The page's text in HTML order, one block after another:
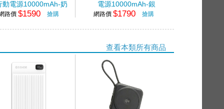
動電源10000mAh-奶
路價 $1590 搶購
電源10000mAh-銀
網路價 $1790 搶購
查看本類所有商品